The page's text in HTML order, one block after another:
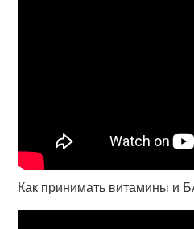
Как принимать витамины и